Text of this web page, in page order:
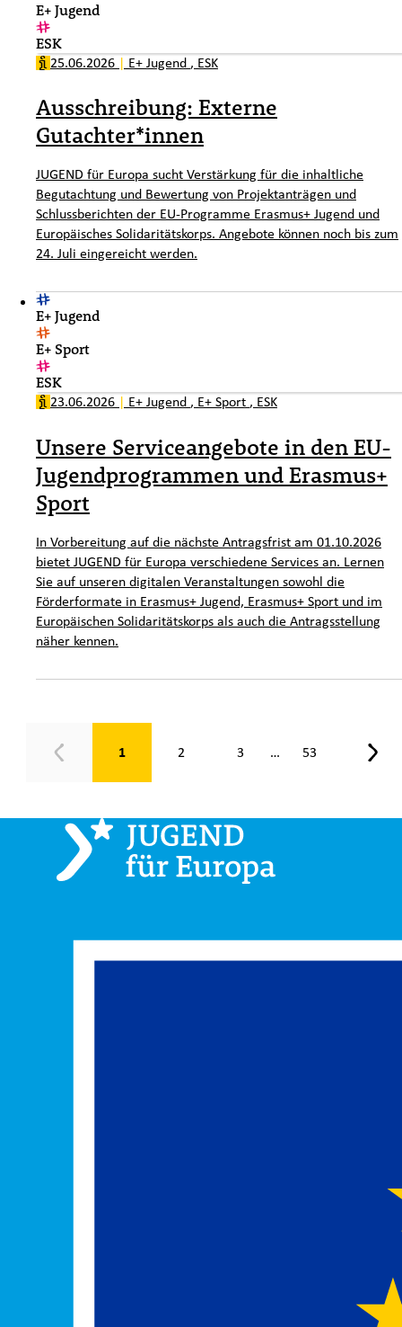
E+ Jugend
ESK
25.06.2026 | E+ Jugend , ESK
Ausschreibung: Externe
Gutachter*innen
JUGEND für Europa sucht Verstärkung für die inhaltliche
Begutachtung und Bewertung von Projektanträgen und
Schlussberichten der EU-Programme Erasmus+ Jugend und
Europäisches Solidaritätskorps. Angebote können noch bis zum
24. Juli eingereicht werden.
E+ Jugend
E+ Sport
ESK
23.06.2026 | E+ Jugend , E+ Sport , ESK
Unsere Serviceangebote in den EU-
Jugendprogrammen und Erasmus+
Sport
In Vorbereitung auf die nächste Antragsfrist am 01.10.2026
bietet JUGEND für Europa verschiedene Services an. Lernen
Sie auf unseren digitalen Veranstaltungen sowohl die
Förderformate in Erasmus+ Jugend, Erasmus+ Sport und im
Europäischen Solidaritätskorps als auch die Antragsstellung
näher kennen.
Zurück 1 2 3 … 53